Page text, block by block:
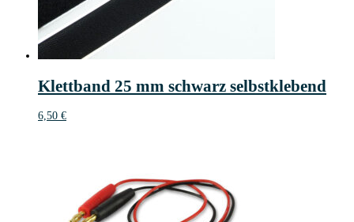
Klettband 25 mm schwarz selbstklebend
6,50 €